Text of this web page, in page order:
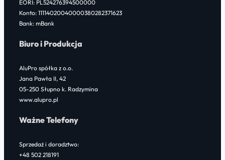
EORI: PL524276394500000
Konto: 11114020040000380282371623
Bank: mBank
Biuro i Produkcja
AluPro spółka z o.o.
Jana Pawła II, 42
05-250 Słupno k. Radzymina
www.alupro.pl
Ważne Telefony
Sprzedaż i doradztwo:
+48 502 218191